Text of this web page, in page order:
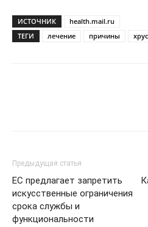
ИСТОЧНИК
health.mail.ru
ТЕГИ
лечение причины
Предыдущая статья
ЕС предлагает запретить
искусственные ограничения
срока службы и
функциональности